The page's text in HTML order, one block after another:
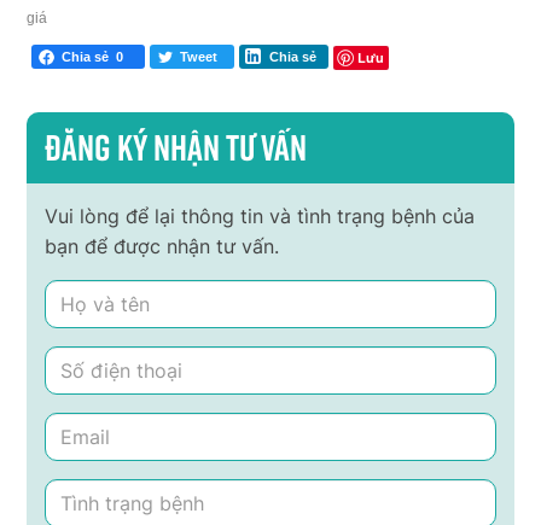
giá
Chia sẻ 0 Tweet Chia sẻ Lưu
Đăng ký nhận tư vấn
Vui lòng để lại thông tin và tình trạng bệnh của
bạn để được nhận tư vấn.